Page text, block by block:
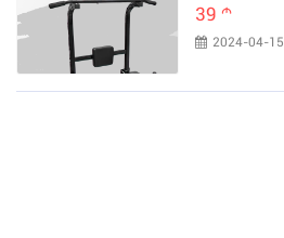
39 m
2024-04-15